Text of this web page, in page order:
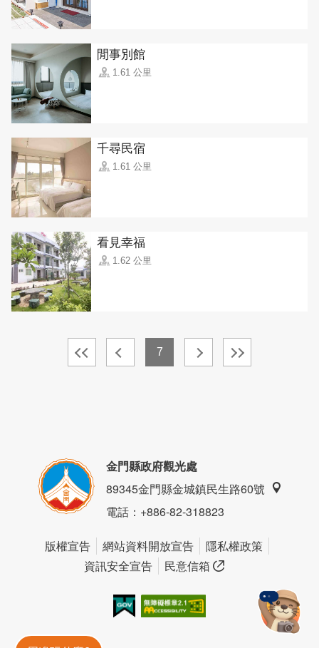
閒事別館
1.61 公里
千尋民宿
1.61 公里
看見幸福
1.62 公里
7
金門縣政府觀光處
89345金門縣金城鎮民生路60號
電話：+886-82-318823
版權宣告 網站資料開放宣告
隱私權政策
資訊安全宣告
民意信箱